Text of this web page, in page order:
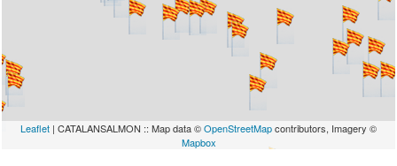
Leaflet | CATALANSALMON :: Map data ©OpenStreetMapcontributors, Imagery ©
Mapbox